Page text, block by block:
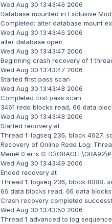
Wed Aug 30 13:43:46 2006
Database mounted in Exclusive
Completed: alter database mount
Wed Aug 30 13:43:46 2006
alter database open
Wed Aug 30 13:43:47 2006
Beginning crash recovery of 1
Wed Aug 30 13:43:47 2006
Started first pass scan
Wed Aug 30 13:43:48 2006
Completed first pass scan
3461 redo blocks read, 66 data
Wed Aug 30 13:43:48 2006
Started recovery at
Thread 1: logseq 236, block 4627,
Recovery of Online Redo Log:
Mem# 0 errs 0:
Wed Aug 30 13:43:49 2006
Ended recovery at
Thread 1: logseq 236, block 8088,
66 data blocks read, 66 data
Crash recovery completed
Wed Aug 30 13:43:50 2006
Thread 1 advanced to log